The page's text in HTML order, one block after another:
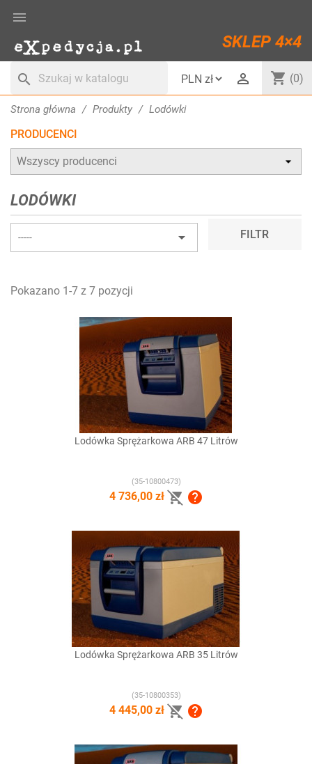

SKLEP 4×4
search  shopping_cart (0)
Strona główna Produkty Lodówki
PRODUCENCI
LODÓWKI
-----  FILTR
Pokazano 1-7 z 7 pozycji
Lodówka Sprężarkowa ARB 47 Litrów
(35-10800473)
4 736,00 zł  
Lodówka Sprężarkowa ARB 35 Litrów
(35-10800353)
4 445,00 zł  